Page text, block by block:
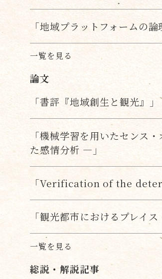
「地域プラットフォームの
一覧を見る
論文
「書評『地域創生と観光』」
「機械学習を用いたセンス
た感情分析 ―」
「Verification of the
「観光都市におけるプレイ
一覧を見る
総説・解説記事